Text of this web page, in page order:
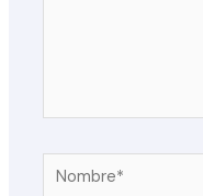
Nombre*